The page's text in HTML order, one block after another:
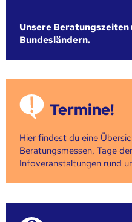
Unsere
Bundesländern.
Termine!
Hier findest du eine
Beratungsmessen, Tage
Infoveranstaltungen rund